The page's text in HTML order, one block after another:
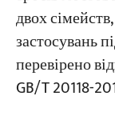
3. Формула
для
крана
двох
застосувань
перевірено
GB/T 20118-